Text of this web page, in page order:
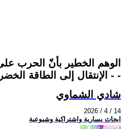
الوهم الخطير بأنّ الحرب
- الإنتقال إلى الطاقة الخضراء -
شادي الشماوي
2026 / 4 / 14
ابحاث يسارية واشتراكية وشيوعية